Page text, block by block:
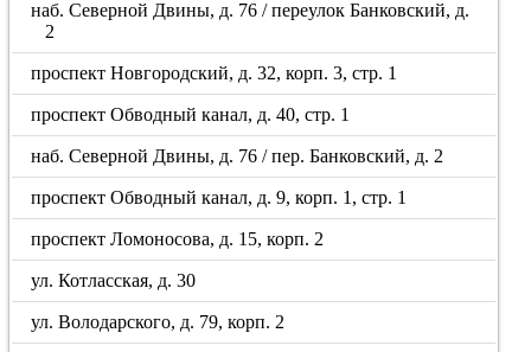
наб. Северной Двины, д. 76 / переулок Банковский, д.
2
проспект Новгородский, д. 32, корп. 3, стр. 1
проспект Обводный канал, д. 40, стр. 1
наб. Северной Двины, д. 76 / пер. Банковский, д. 2
проспект Обводный канал, д. 9, корп. 1, стр. 1
проспект Ломоносова, д. 15, корп. 2
ул. Котласская, д. 30
ул. Володарского, д. 79, корп. 2